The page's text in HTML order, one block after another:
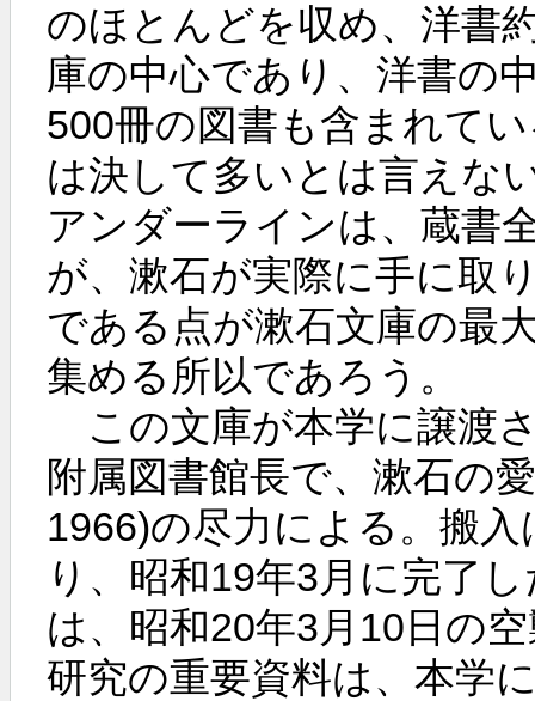
のほとんどを収め、洋書
庫の中心であり、洋書の
500冊の図書も含まれて
は決して多いとは言えな
アンダーラインは、蔵書
が、漱石が実際に手に取
である点が漱石文庫の最
集める所以であろう。
この文庫が本学に譲渡
附属図書館長で、漱石の
1966)の尽力による。搬
り、昭和19年3月に完了
は、昭和20年3月10日の
研究の重要資料は、本学